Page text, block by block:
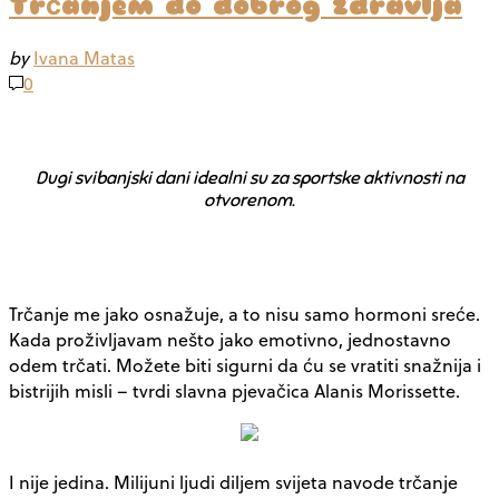
by Ivana Matas
0
Dugi svibanjski dani idealni su za sportske aktivnosti na
otvorenom.
Trčanje me jako osnažuje, a to nisu samo hormoni sreće.
Kada proživljavam nešto jako emotivno, jednostavno
odem trčati. Možete biti sigurni da ću se vratiti snažnija i
bistrijih misli – tvrdi slavna pjevačica Alanis Morissette.
I nije jedina. Milijuni ljudi diljem svijeta navode trčanje